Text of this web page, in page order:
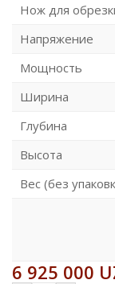
Нож для
Напряжение
Мощность
Ширина
Глубина
Высота
Вес (без
6 925 000